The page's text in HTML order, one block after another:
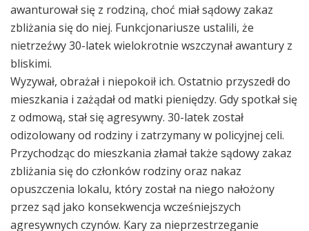
awanturował się z rodziną, choć miał sądowy zakaz
zbliżania się do niej. Funkcjonariusze ustalili, że
nietrzeźwy 30-latek wielokrotnie wszczynał awantury z
bliskimi.
Wyzywał, obrażał i niepokoił ich. Ostatnio przyszedł do
mieszkania i zażądał od matki pieniędzy. Gdy spotkał się
z odmową, stał się agresywny. 30-latek został
odizolowany od rodziny i zatrzymany w policyjnej celi.
Przychodząc do mieszkania złamał także sądowy zakaz
zbliżania się do członków rodziny oraz nakaz
opuszczenia lokalu, który został na niego nałożony
przez sąd jako konsekwencja wcześniejszych
agresywnych czynów. Kary za nieprzestrzeganie